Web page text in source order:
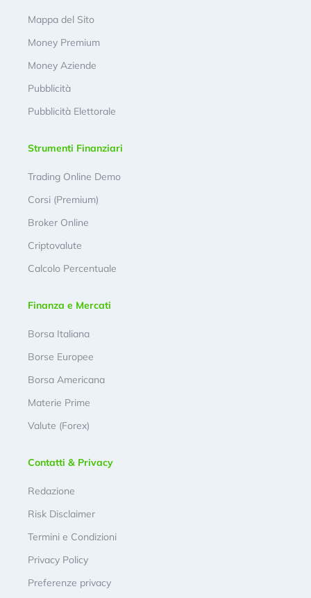
Mappa del Sito
Money Premium
Money Aziende
Pubblicità
Pubblicità Elettorale
Strumenti Finanziari
Trading Online Demo
Corsi (Premium)
Broker Online
Criptovalute
Calcolo Percentuale
Finanza e Mercati
Borsa Italiana
Borse Europee
Borsa Americana
Materie Prime
Valute (Forex)
Contatti & Privacy
Redazione
Risk Disclaimer
Termini e Condizioni
Privacy Policy
Preferenze privacy